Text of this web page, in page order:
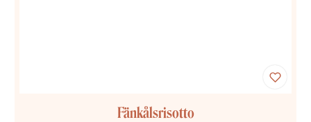
Fänkålsrisotto